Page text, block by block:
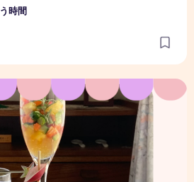
時間
スマス前菜プレートのはなし